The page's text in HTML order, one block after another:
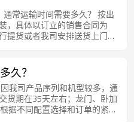
运输时间需要多久？ 按出
，具体以订立的销售合同为
提货或者我司安排送货上门，
久？
货期在35天左右；龙门、卧加
据不同配置选择和订单的紧急